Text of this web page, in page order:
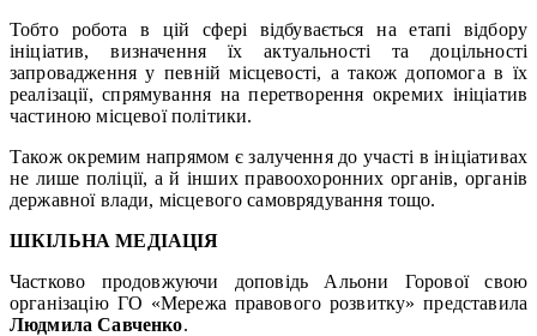
Тобто робота в цій сфері відбувається на етапі відбору
ініціатив, визначення їх актуальності та доцільності
запровадження у певній місцевості, а також допомога в їх
реалізації, спрямування на перетворення окремих ініціатив
частиною місцевої політики.
Також окремим напрямом є залучення до участі в ініціативах
не лише поліції, а й інших правоохоронних органів, органів
державної влади, місцевого самоврядування тощо.
ШКІЛЬНА МЕДІАЦІЯ
Частково продовжуючи доповідь Альони Горової свою
організацію ГО «Мережа правового розвитку» представила
Людмила Савченко.